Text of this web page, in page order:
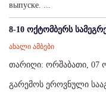
выпуске. ...
8-10 ოქტომბერს
ახალი ამბები
თარიღი: ორშაბათი, 07
გარემოს ეროვნული